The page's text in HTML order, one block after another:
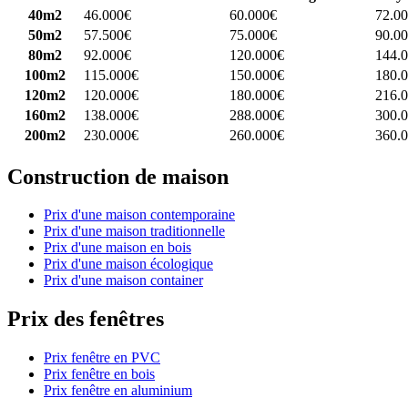
40m2
46.000€ 60.000€
50m2
57.500€ 75.000€
80m2
92.000€ 120.000€
100m2
115.000€ 150.000€
120m2
120.000€ 180.000€
160m2
138.000€ 288.000€
200m2
230.000€ 260.000€
Construction de maison
Prix d'une maison contemporaine
Prix d'une maison traditionnelle
Prix d'une maison en bois
Prix d'une maison écologique
Prix d'une maison container
Prix des fenêtres
Prix fenêtre en PVC
Prix fenêtre en bois
Prix fenêtre en aluminium